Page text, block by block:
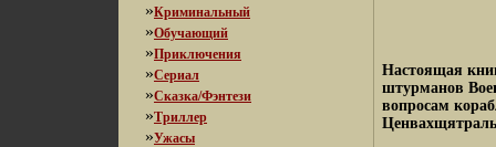
»Криминальный
»Обучающий
»Приключения
»Сериал
»Сказка/Фэнтези
»Триллер
»Ужасы
Настоящая
штурманов
вопросам